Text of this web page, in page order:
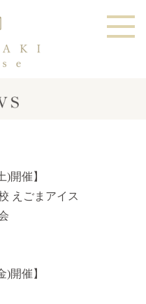
)開催】
えごまアイス
)開催】